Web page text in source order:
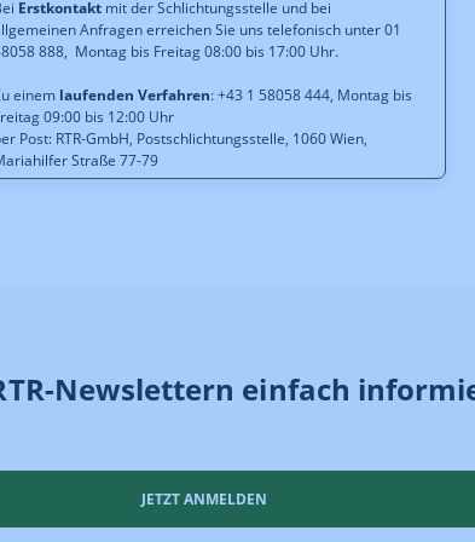
Erstkontakt mit der Schlichtungsstelle und bei
Anfragen erreichen Sie uns telefonisch unter 01
888, Montag bis Freitag 08:00 bis 17:00 Uhr.
einem laufenden Verfahren: +43 1 58058 444, Montag bis
09:00 bis 12:00 Uhr
Post: RTR-GmbH, Postschlichtungsstelle, 1060 Wien,
Straße 77-79
Newslettern einfach
JETZT ANMELDEN